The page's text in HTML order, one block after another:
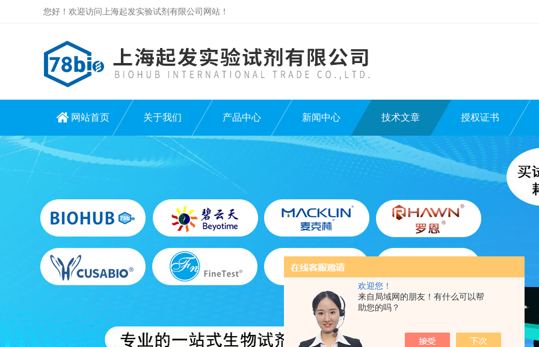
欢迎您！
来自局域网的朋友！有什么可以帮
助您的吗？
您好！欢迎访问上海起发实验试剂有限公司网站！
网站首页 关于我们 产品中心 新闻中心 技术文章 授权证书